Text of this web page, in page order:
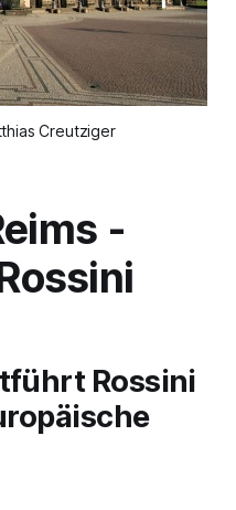
Creutziger
-
Rossini